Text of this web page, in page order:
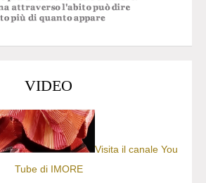
VIDEO
Visita il canale You
Tube di IMORE